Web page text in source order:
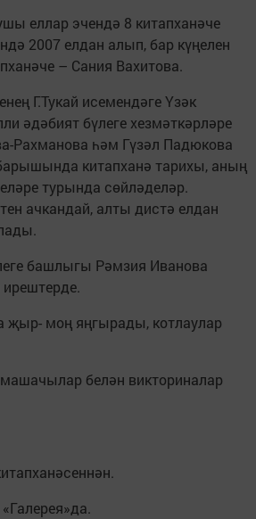
еллар эчендә 8 китапханәче
2007 елдан алып, бар күңелен
– Сания Вахитова.
Г.Тукай исемендәге Үзәк
әдәбият бүлеге хезмәткәрләре
Рахманова һәм Гүзәл Падюкова
китапханә тарихы, аның
турында сөйләделәр.
ачкандай, алты дистә елдан
башлыгы Рәмзия Иванова
моң яңгырады, котлаулар
белән викториналар